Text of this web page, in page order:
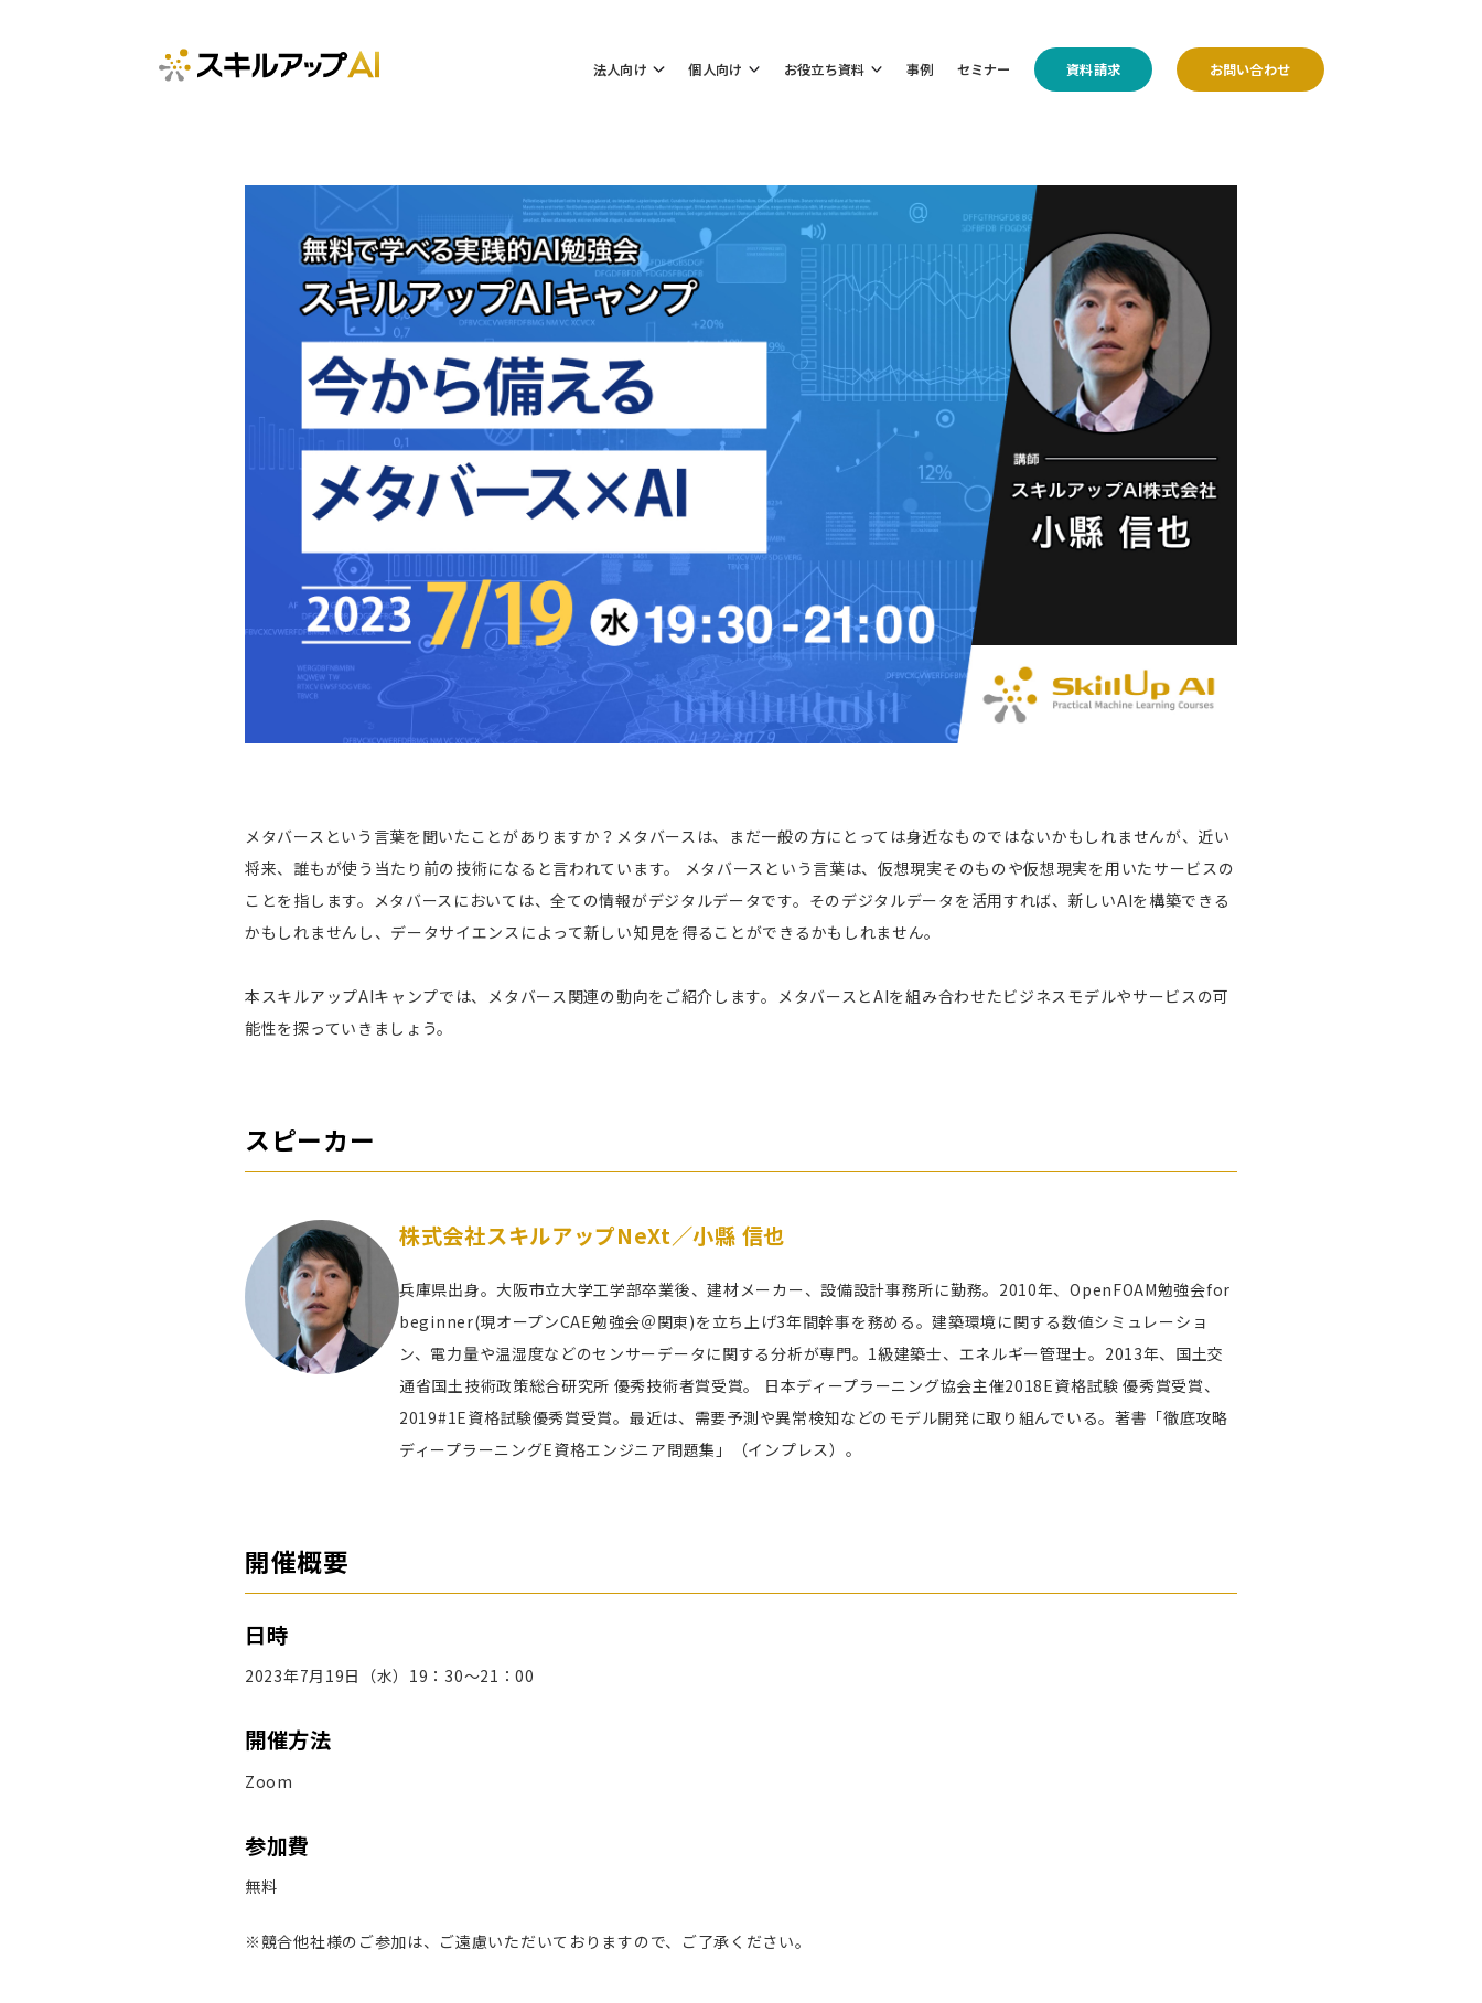
法人向け 個人向け お役立ち資料 事例 セミナー 資料請求 お問い合わせ
メタバースという言葉を聞いたことがありますか？メタバースは、まだ一般の方にとっては身近なものではないかもしれませんが、近い
将来、誰もが使う当たり前の技術になると言われています。 メタバースという言葉は、仮想現実そのものや仮想現実を用いたサービスの
ことを指します。メタバースにおいては、全ての情報がデジタルデータです。そのデジタルデータを活用すれば、新しいAIを構築できる
かもしれませんし、データサイエンスによって新しい知見を得ることができるかもしれません。
本スキルアップAIキャンプでは、メタバース関連の動向をご紹介します。メタバースとAIを組み合わせたビジネスモデルやサービスの可
能性を探っていきましょう。
スピーカー
株式会社スキルアップNeXt／小縣 信也
兵庫県出身。大阪市立大学工学部卒業後、建材メーカー、設備設計事務所に勤務。2010年、OpenFOAM勉強会for
beginner(現オープンCAE勉強会＠関東)を立ち上げ3年間幹事を務める。建築環境に関する数値シミュレーショ
ン、電力量や温湿度などのセンサーデータに関する分析が専門。1級建築士、エネルギー管理士。2013年、国土交
通省国土技術政策総合研究所 優秀技術者賞受賞。 日本ディープラーニング協会主催2018E資格試験 優秀賞受賞、
2019#1E資格試験優秀賞受賞。最近は、需要予測や異常検知などのモデル開発に取り組んでいる。著書「徹底攻略
ディープラーニングE資格エンジニア問題集」（インプレス）。
開催概要
日時
2023年7月19日（水）19：30～21：00
開催方法
Zoom
参加費
無料
※競合他社様のご参加は、ご遠慮いただいておりますので、ご了承ください。